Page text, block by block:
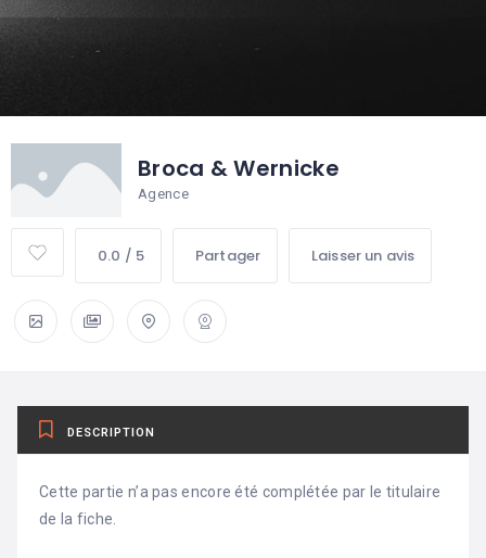
Broca & Wernicke
Agence
0.0 / 5 Partager Laisser un avis
DESCRIPTION
Cette partie n’a pas encore été complétée par le titulaire
de la fiche.